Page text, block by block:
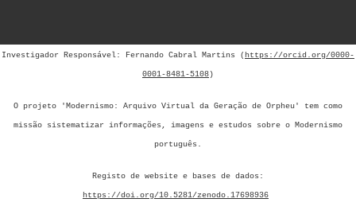
Investigador Responsável: Fernando Cabral Martins ( https://orcid.org/0000-
0001-8481-5108)
O projeto 'Modernismo: Arquivo Virtual da Geração de Orpheu' tem como
missão sistematizar informações, imagens e estudos sobre o Modernismo
português.
Registo de website e bases de dados:
https://doi.org/10.5281/zenodo.17698936